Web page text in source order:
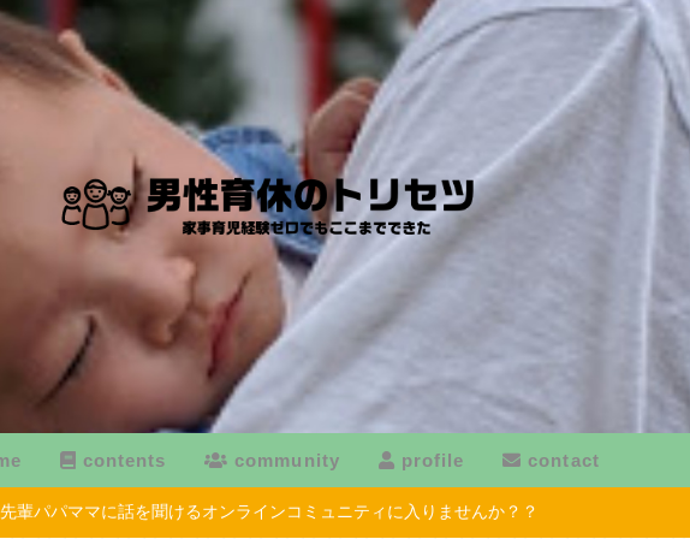
contents community profile contact
先輩パパママに話を聞けるオンラインコミュニティに入りませんか？？